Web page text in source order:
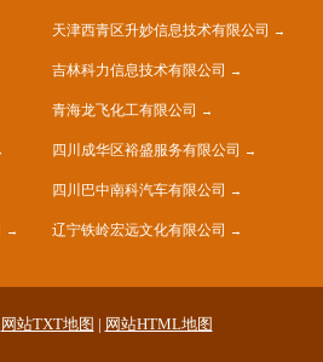
天津西青区升妙信息技术有限公司
吉林科力信息技术有限公司
青海龙飞化工有限公司
四川成华区裕盛服务有限公司
四川巴中南科汽车有限公司
辽宁铁岭宏远文化有限公司
网站TXT地图 | 网站HTML地图